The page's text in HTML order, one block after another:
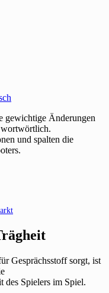
gewichtige Änderungen
und spalten die
Gesprächsstoff sorgt, ist
des Spielers im Spiel.